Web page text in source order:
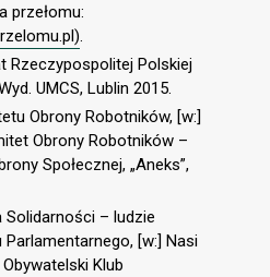
przełomu:
Rzeczypospolitej Polskiej
UMCS, Lublin 2015.
Obrony Robotników, [w:]
Obrony Robotników –
Społecznej, „Aneks”,
Solidarności – ludzie
Parlamentarnego, [w:] Nasi
Klub